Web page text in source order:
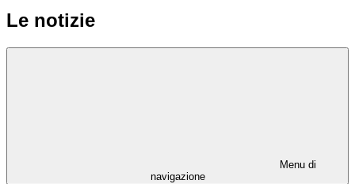
Le notizie
Menu di
navigazione